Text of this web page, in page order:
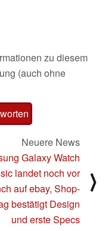
zu diesem
(auch ohne
Neuere News
Galaxy Watch
landet noch vor
auf ebay, Shop-
bestätigt Design
und erste Specs
⟩